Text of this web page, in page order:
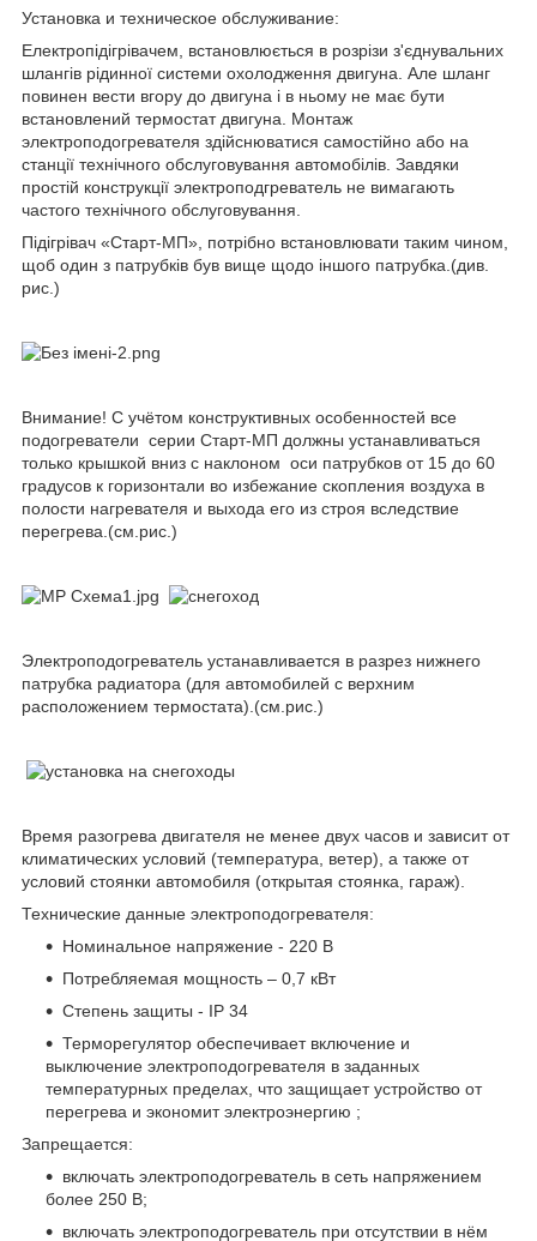
Установка и техническое обслуживание:
Електропідігрівачем, встановлюється в розрізи з'єднувальних
шлангів рідинної системи охолодження двигуна. Але шланг
повинен вести вгору до двигуна і в ньому не має бути
встановлений термостат двигуна. Монтаж
электроподогревателя здійснюватися самостійно або на
станції технічного обслуговування автомобілів. Завдяки
простій конструкції электроподгреватель не вимагають
частого технічного обслуговування.
Підігрівач «Старт-МП», потрібно встановлювати таким чином,
щоб один з патрубків був вище щодо іншого патрубка.(див.
рис.)
Внимание! С учётом конструктивных особенностей все
подогреватели серии Старт-МП должны устанавливаться
только крышкой вниз с наклоном оси патрубков от 15 до 60
градусов к горизонтали во избежание скопления воздуха в
полости нагревателя и выхода его из строя вследствие
перегрева.(см.рис.)
Электроподогреватель устанавливается в разрез нижнего
патрубка радиатора (для автомобилей с верхним
расположением термостата).(см.рис.)
Время разогрева двигателя не менее двух часов и зависит от
климатических условий (температура, ветер), а также от
условий стоянки автомобиля (открытая стоянка, гараж).
Технические данные электроподогревателя:
Номинальное напряжение - 220 В
Потребляемая мощность – 0,7 кВт
Степень защиты - IP 34
Терморегулятор обеспечивает включение и
выключение электроподогревателя в заданных
температурных пределах, что защищает устройство от
перегрева и экономит электроэнергию ;
Запрещается:
включать электроподогреватель в сеть напряжением
более 250 В;
включать электроподогреватель при отсутствии в нём